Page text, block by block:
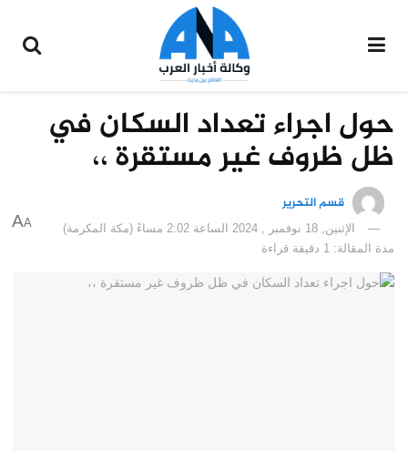
حول اجراء تعداد السكان في
ظل ظروف غير مستقرة ،،
قسم التحرير
الإثنين, 18 نوفمبر , 2024 الساعة 2:02 مساءً (مكة المكرمة)
مدة المقالة: 1 دقيقة قراءة
A
A